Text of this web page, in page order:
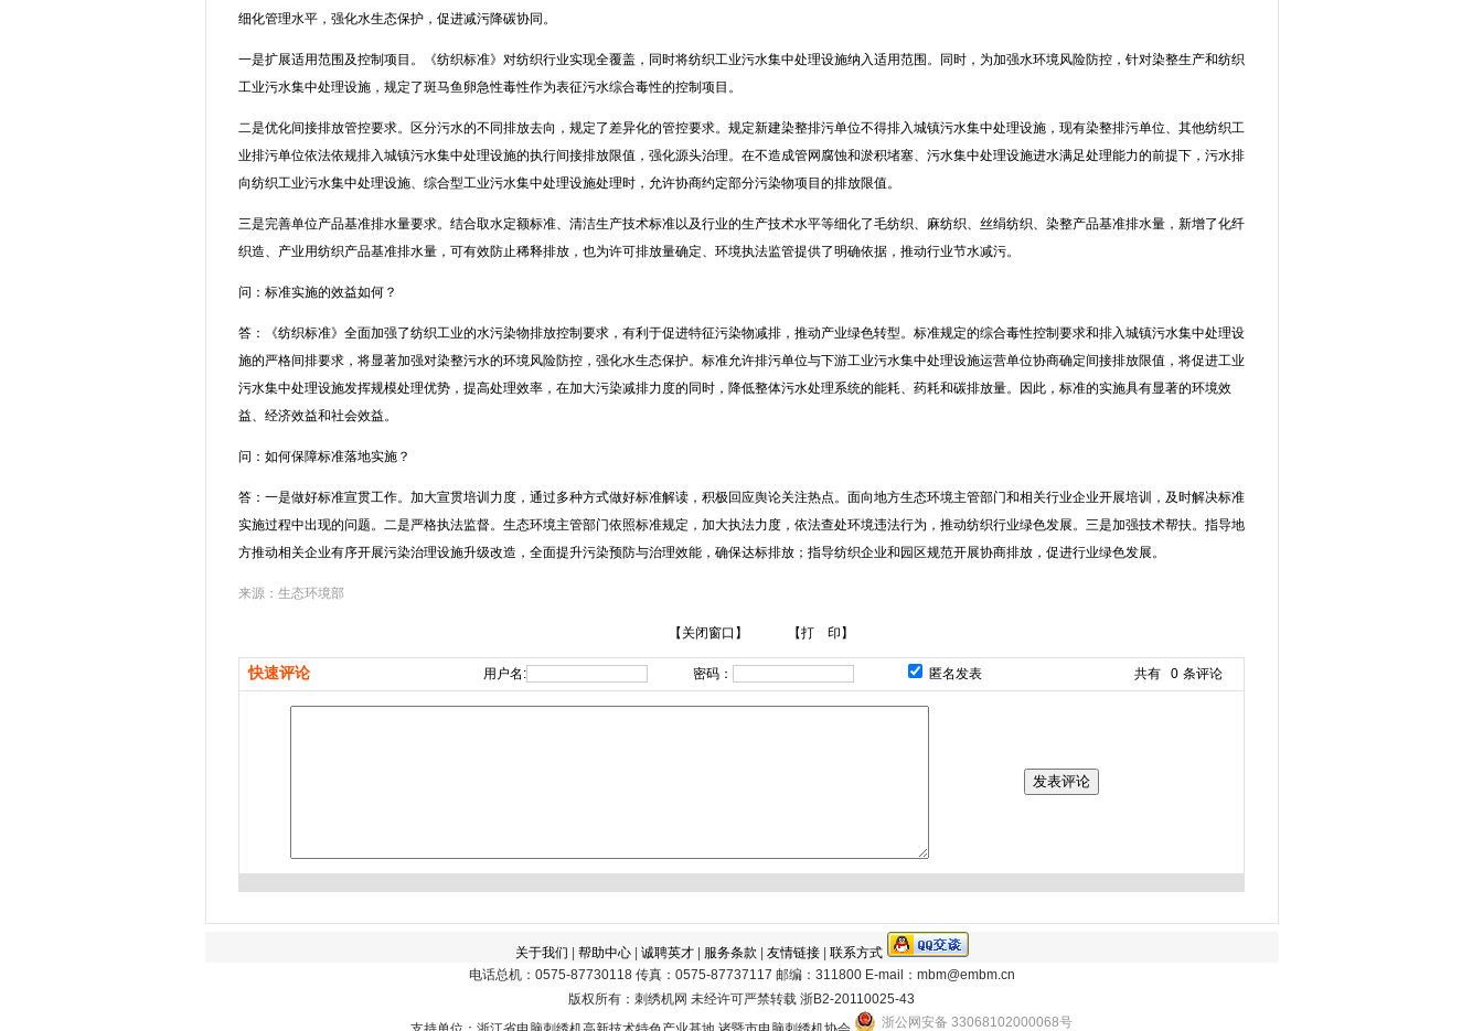
细化管理水平，强化水生态保护，促进减污降碳协同。
一是扩展适用范围及控制项目。《纺织标准》对纺织行业实现全覆盖，同时将纺织工业污水集中处理设施纳入适用范围。同时，为加强水环境风险防控，针对染整生产和纺织
工业污水集中处理设施，规定了斑马鱼卵急性毒性作为表征污水综合毒性的控制项目。
二是优化间接排放管控要求。区分污水的不同排放去向，规定了差异化的管控要求。规定新建染整排污单位不得排入城镇污水集中处理设施，现有染整排污单位、其他纺织工
业排污单位依法依规排入城镇污水集中处理设施的执行间接排放限值，强化源头治理。在不造成管网腐蚀和淤积堵塞、污水集中处理设施进水满足处理能力的前提下，污水排
向纺织工业污水集中处理设施、综合型工业污水集中处理设施处理时，允许协商约定部分污染物项目的排放限值。
三是完善单位产品基准排水量要求。结合取水定额标准、清洁生产技术标准以及行业的生产技术水平等细化了毛纺织、麻纺织、丝绢纺织、染整产品基准排水量，新增了化纤
织造、产业用纺织产品基准排水量，可有效防止稀释排放，也为许可排放量确定、环境执法监管提供了明确依据，推动行业节水减污。
问：标准实施的效益如何？
答：《纺织标准》全面加强了纺织工业的水污染物排放控制要求，有利于促进特征污染物减排，推动产业绿色转型。标准规定的综合毒性控制要求和排入城镇污水集中处理设
施的严格间排要求，将显著加强对染整污水的环境风险防控，强化水生态保护。标准允许排污单位与下游工业污水集中处理设施运营单位协商确定间接排放限值，将促进工业
污水集中处理设施发挥规模处理优势，提高处理效率，在加大污染减排力度的同时，降低整体污水处理系统的能耗、药耗和碳排放量。因此，标准的实施具有显著的环境效
益、经济效益和社会效益。
问：如何保障标准落地实施？
答：一是做好标准宣贯工作。加大宣贯培训力度，通过多种方式做好标准解读，积极回应舆论关注热点。面向地方生态环境主管部门和相关行业企业开展培训，及时解决标准
实施过程中出现的问题。二是严格执法监督。生态环境主管部门依照标准规定，加大执法力度，依法查处环境违法行为，推动纺织行业绿色发展。三是加强技术帮扶。指导地
方推动相关企业有序开展污染治理设施升级改造，全面提升污染预防与治理效能，确保达标排放；指导纺织企业和园区规范开展协商排放，促进行业绿色发展。
来源：生态环境部
【关闭窗口】 【打 印】
快速评论 用户名: 密码： 匿名发表 共有 0 条评论
关于我们 帮助中心| 诚聘英才| 服务条款 友情链接| 联系方式
电话总机：0575-87730118 传真：0575-87737117 邮编：311800 E-mail：mbm@embm.cn
版权所有：刺绣机网 未经许可严禁转载 浙B2-20110025-43
浙公网安备 33068102000068号